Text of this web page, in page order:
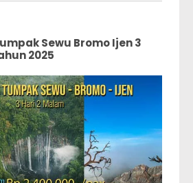
Sewu Bromo Ijen 3
2025